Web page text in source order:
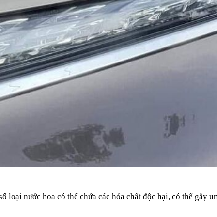
loại nước hoa có thể chứa các hóa chất độc hại, có thể gây